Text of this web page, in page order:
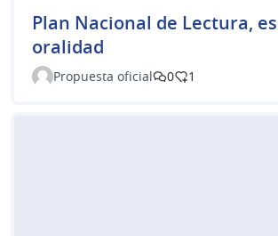
Plan Nacional de Lectura,
oralidad
Propuesta oficial 0 1